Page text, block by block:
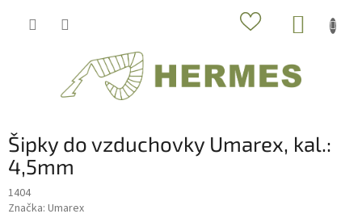
Šipky do vzduchovky Umarex, kal.:
4,5mm
1404
Značka: Umarex